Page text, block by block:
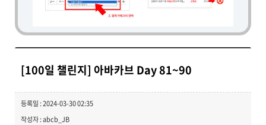
[100일 챌린지] 아바카브 Day 81~90
등록일 : 2024-03-30 02:35
작성자 : abcb_JB